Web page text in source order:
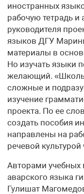
иностранных
рабочую тетрадь
руководителя
языков ДГУ
материалы в
Но изучать языки
желающий.
сложные и
изучение
проекта. По ее
создать пособия
направлены на
речевой
Авторами учебных
аварского языка
Гулишат